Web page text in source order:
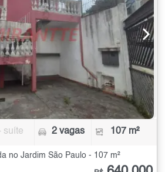
suíte 2 vagas 107 m²
no Jardim São Paulo - 107 m²